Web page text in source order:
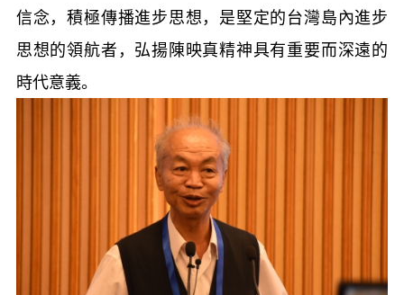
信念，積極傳播進步思想，是堅定的台灣島內進步
思想的領航者，弘揚陳映真精神具有重要而深遠的
時代意義。